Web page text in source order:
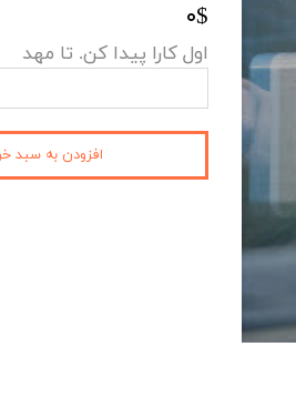
۰$
اول کارا پیدا کن. تا مهد
افزودن به سبد